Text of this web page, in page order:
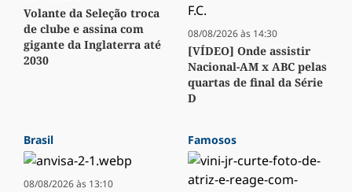
Volante da Seleção troca
de clube e assina com
gigante da Inglaterra até
2030
08/08/2026 às 14:30
[VÍDEO] Onde assistir
Nacional-AM x ABC pelas
quartas de final da Série
D
Brasil
08/08/2026 às 13:10
Famosos